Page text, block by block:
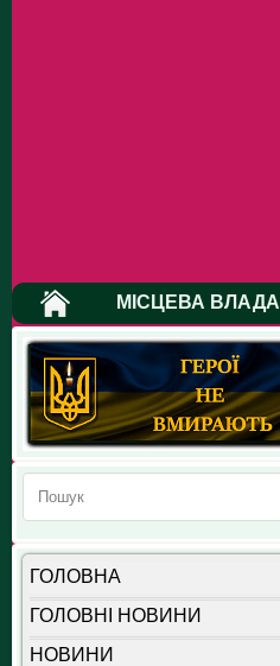
МІСЦЕВА ВЛАДА
ГОЛОВНА
ГОЛОВНІ НОВИНИ
НОВИНИ